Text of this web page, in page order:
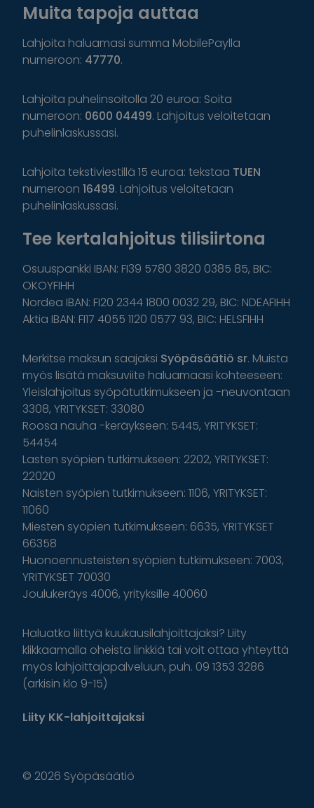
Muita tapoja auttaa
Lahjoita haluamasi summa MobilePaylla
numeroon: 47770.
Lahjoita puhelinsoitolla 20 euroa: Soita
numeroon: 0600 04499. Lahjoitus veloitetaan
puhelinlaskussasi.
Lahjoita tekstiviestillä 15 euroa: tekstaa TUEN
numeroon 16499. Lahjoitus veloitetaan
puhelinlaskussasi.
Tee kertalahjoitus tilisiirtona
Osuuspankki IBAN: FI39 5780 3820 0385 85, BIC:
OKOYFIHH
Nordea IBAN: FI20 2344 1800 0032 29, BIC: NDEAFIHH
Aktia IBAN: FI17 4055 1120 0577 93, BIC: HELSFIHH
Merkitse maksun saajaksi Syöpäsäätiö sr. Muista
myös lisätä maksuviite haluamaasi kohteeseen:
Yleislahjoitus syöpätutkimukseen ja -neuvontaan
3308, YRITYKSET: 33080
Roosa nauha -keräykseen: 5445, YRITYKSET:
54454
Lasten syöpien tutkimukseen: 2202, YRITYKSET:
22020
Naisten syöpien tutkimukseen: 1106, YRITYKSET:
11060
Miesten syöpien tutkimukseen: 6635, YRITYKSET
66358
Huonoennusteisten syöpien tutkimukseen: 7003,
YRITYKSET 70030
Joulukeräys 4006, yrityksille 40060
Haluatko liittyä kuukausilahjoittajaksi? Liity
klikkaamalla oheista linkkiä tai voit ottaa yhteyttä
myös lahjoittajapalveluun, puh. 09 1353 3286
(arkisin klo 9-15)
Liity KK-lahjoittajaksi
© 2026 Syöpäsäätiö